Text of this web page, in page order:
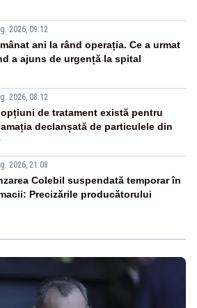
2026, 09:12
ani la rând operația. Ce a urmat
a ajuns de urgență la spital
2026, 08:12
opțiuni de tratament există pentru
declanșată de particulele din
2026, 21:08
Colebil suspendată temporar în
Precizările producătorului